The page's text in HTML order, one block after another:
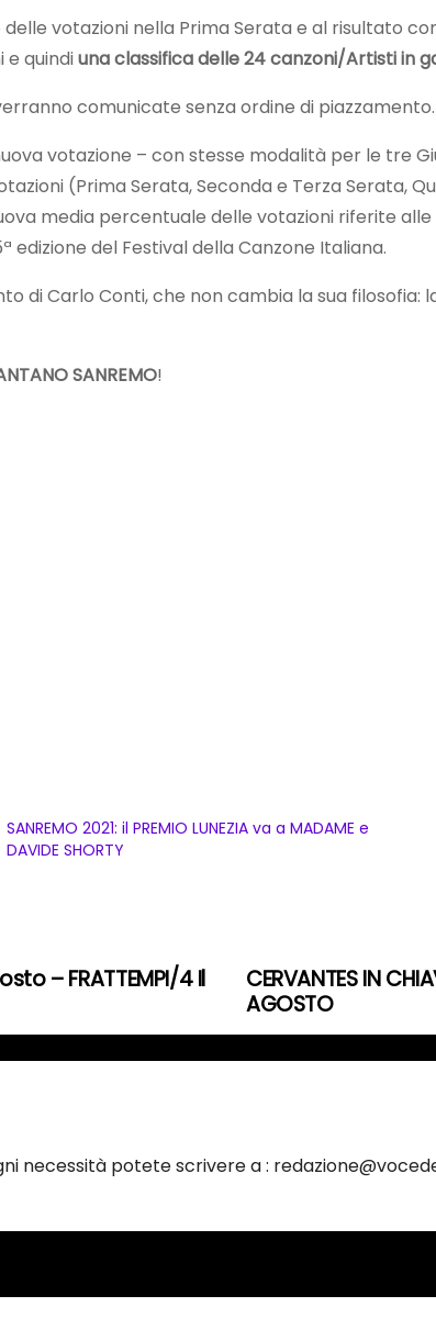
votazioni nella Prima Serata e al risultato
quindiuna classifica delle 24 canzoni/Artisti in
comunicate senza ordine di piazzamento.
votazione – con stesse modalità per le tre
(Prima Serata, Seconda e Terza Serata,
media percentuale delle votazioni riferite
del Festival della Canzone Italiana.
di Carlo Conti, che non cambia la sua
SANREMO!
SANREMO 2021: il PREMIO LUNEZIA va a MADAME e
DAVIDE SHORTY
CERVANTES IN
AGOSTO
– FRATTEMPI/4 Il
necessità potete scrivere a :